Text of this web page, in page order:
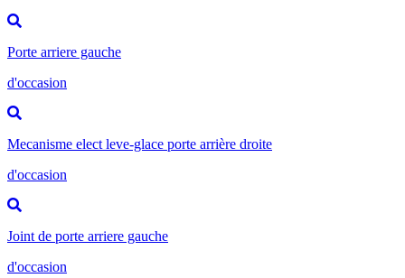
Porte arriere gauche
d'occasion
Mecanisme elect leve-glace porte arrière droite
d'occasion
Joint de porte arriere gauche
d'occasion